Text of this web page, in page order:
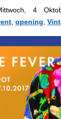
4
, opening,